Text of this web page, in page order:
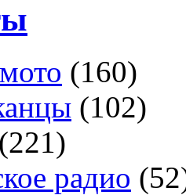
(160)
(102)
(221)
радио